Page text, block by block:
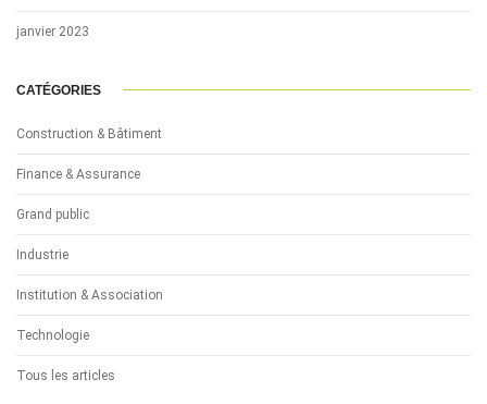
janvier 2023
CATÉGORIES
Construction & Bâtiment
Finance & Assurance
Grand public
Industrie
Institution & Association
Technologie
Tous les articles